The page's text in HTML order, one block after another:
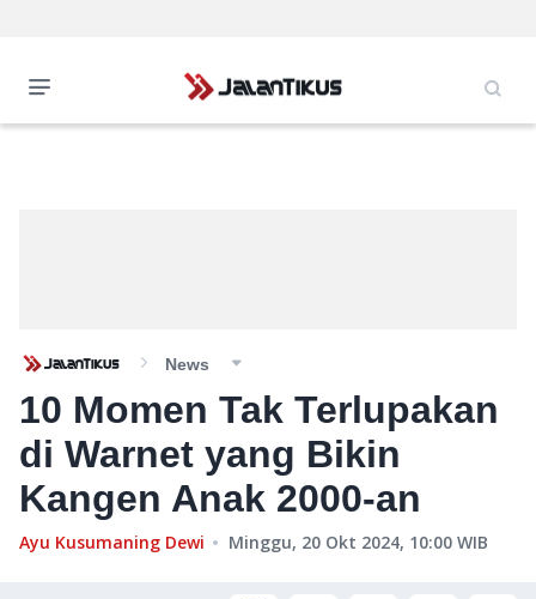
News
10 Momen Tak Terlupakan
di Warnet yang Bikin
Kangen Anak 2000-an
Ayu Kusumaning Dewi Minggu, 20 Okt 2024, 10:00 WIB